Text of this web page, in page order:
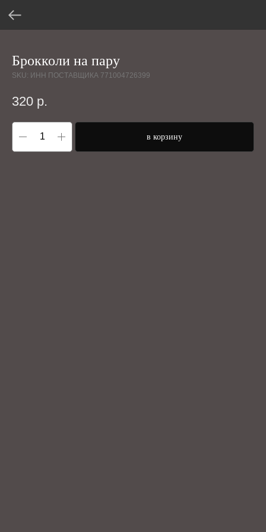
Брокколи на пару
SKU: ИНН ПОСТАВЩИКА 771004726399
320 р.
в корзину